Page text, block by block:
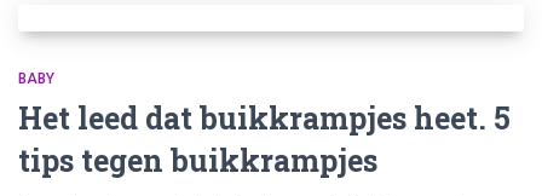
BABY
Het leed dat buikkrampjes heet. 5
tips tegen buikkrampjes